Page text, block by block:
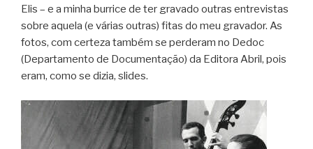
Elis – e a minha burrice de ter gravado outras entrevistas
sobre aquela (e várias outras) fitas do meu gravador. As
fotos, com certeza também se perderam no Dedoc
(Departamento de Documentação) da Editora Abril, pois
eram, como se dizia, slides.